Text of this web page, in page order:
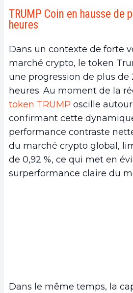
TRUMP Coin en hausse de
heures
Dans un contexte de forte
marché crypto, le token
une progression de plus de
heures. Au moment de la
token TRUMP oscille autour
confirmant cette
performance contraste
du marché crypto global,
de 0,92 %, ce qui met en
surperformance claire du
Dans le même temps, la